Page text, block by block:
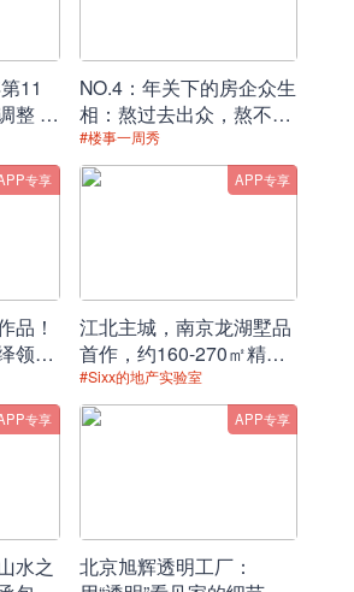
合理区间
率提高到65%
提高1岁
保率提高到95%
长6%以上
幅3%左右
11
整 人
NO.4：年关下的房企众生
相：熬过去出众，熬不过
去“出局”！
#楼事一周秀
专享
品！
领先
APP专享
江北主城，南京龙湖墅品
首作，约160-270㎡精妆
温泉叠墅，全城竞藏！
#Sixx的地产实验室
专享
水之
APP专享
北京旭辉透明工厂：